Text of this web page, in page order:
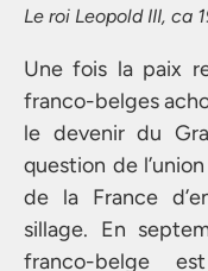
Le roi Leopold III, ca
Une fois la paix
franco-belges
le devenir du
question de
de la France
sillage. En
franco-belge